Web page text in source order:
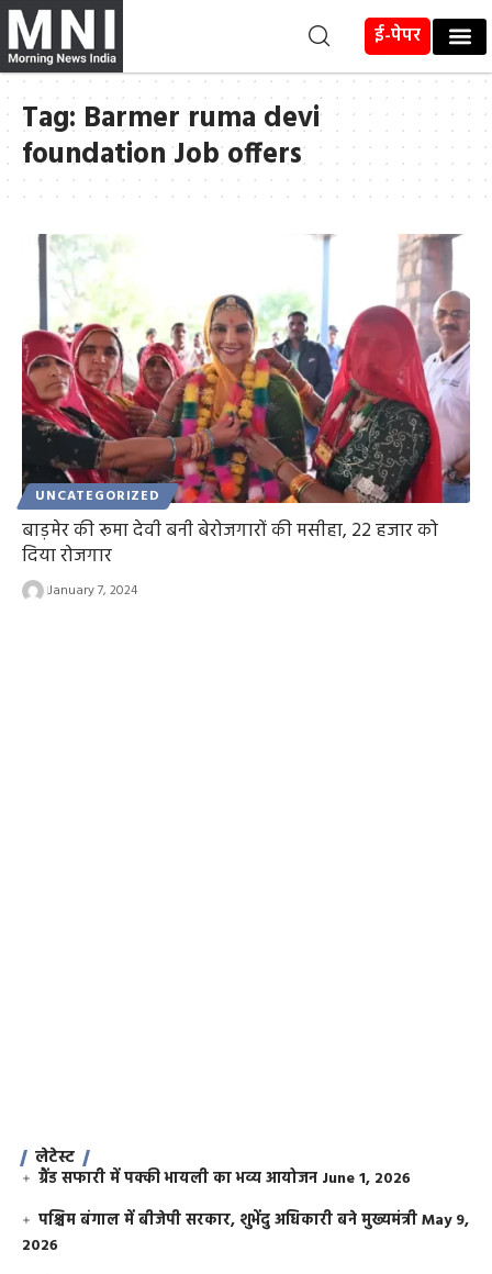
ई-पेपर
Tag: Barmer ruma devi
foundation Job offers
UNCATEGORIZED
बाड़मेर की रूमा देवी बनी बेरोजगारों की मसीहा, 22 हजार को
दिया रोजगार
January 7, 2024
लेटेस्ट
ग्रैंड सफारी में पक्की भायली का भव्य आयोजन June 1, 2026
पश्चिम बंगाल में बीजेपी सरकार, शुभेंदु अधिकारी बने मुख्यमंत्रीMay 9,
2026